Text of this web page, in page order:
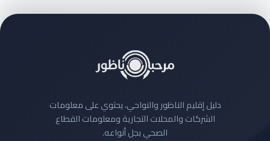
دليل إقليم الناظور والنواحي، يحتوي على معلومات
الشركات والمحلات التجارية ومعلومات القطاع
الصحي بجل أنواعه.